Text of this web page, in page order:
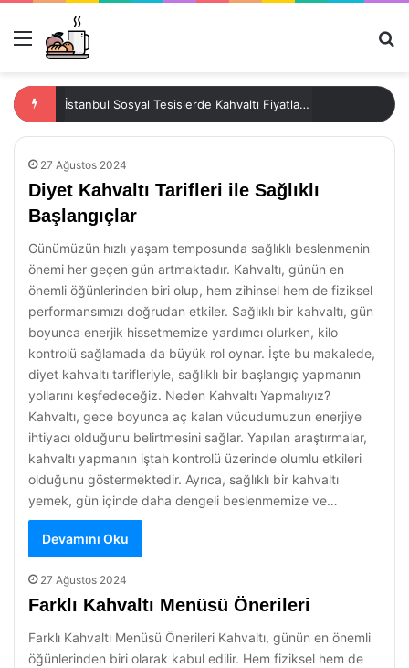
Menü
İstanbul Sosyal Tesislerde Kahvaltı Fiyatları 2023
27 Ağustos 2024
Diyet Kahvaltı Tarifleri ile Sağlıklı
Başlangıçlar
Günümüzün hızlı yaşam temposunda sağlıklı beslenmenin
önemi her geçen gün artmaktadır. Kahvaltı, günün en
önemli öğünlerinden biri olup, hem zihinsel hem de fiziksel
performansımızı doğrudan etkiler. Sağlıklı bir kahvaltı, gün
boyunca enerjik hissetmemize yardımcı olurken, kilo
kontrolü sağlamada da büyük rol oynar. İşte bu makalede,
diyet kahvaltı tarifleriyle, sağlıklı bir başlangıç yapmanın
yollarını keşfedeceğiz. Neden Kahvaltı Yapmalıyız?
Kahvaltı, gece boyunca aç kalan vücudumuzun enerjiye
ihtiyacı olduğunu belirtmesini sağlar. Yapılan araştırmalar,
kahvaltı yapmanın iştah kontrolü üzerinde olumlu etkileri
olduğunu göstermektedir. Ayrıca, sağlıklı bir kahvaltı
yemek, gün içinde daha dengeli beslenmemize ve…
Devamını Oku
27 Ağustos 2024
Farklı Kahvaltı Menüsü Önerileri
Farklı Kahvaltı Menüsü Önerileri Kahvaltı, günün en önemli
öğünlerinden biri olarak kabul edilir. Hem fiziksel hem de